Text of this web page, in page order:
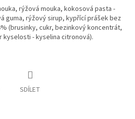
rýžová mouka, kokosová pasta -
guma, rýžový sirup, kypřící prášek bez
(brusinky, cukr, bezinkový koncentrát,
- kyselina citronová).
SDÍLET